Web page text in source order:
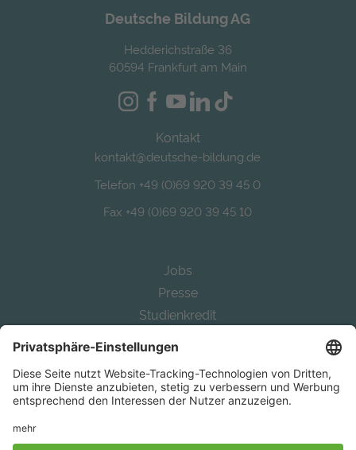
Deutsche Bildung AG
Hedderichstraße 36
60594 Frankfurt am Main
Kontakt
kontakt@deutsche-bildung.de
Telefon +49 (0)69 920 39 45 0
Fax +49 (0)69 920 39 45 10
Jobs
Presse
Studienkredit
Auslandsstudium finanzieren
Study in Germany